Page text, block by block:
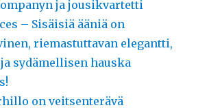
ja jousikvartetti
– Sisäisiä ääniä on
riemastuttavan elegantti,
sydämellisen hauska
on veitsenterävä